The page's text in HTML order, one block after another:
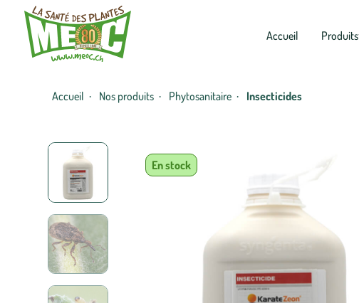
Accueil Produits
Accueil · Nos produits · Phytosanitaire · Insecticides
En stock